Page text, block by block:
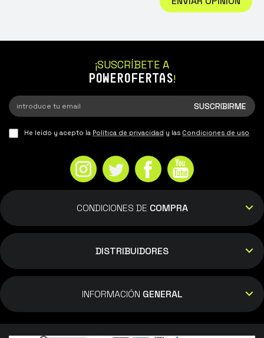
¡SUSCRÍBETE A
POWEROFERTAS!
He leído y acepto la Política de privacidad y las Condiciones de uso
CONDICIONES DE COMPRA
DISTRIBUIDORES
INFORMACIÓN GENERAL